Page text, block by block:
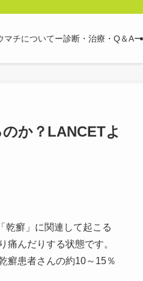
マチについてー診断・治療・Q＆Aー
か？LANCETよ
乾癬」に関連して起こる
んだりする状態です。
癬患者さんの約10～15％